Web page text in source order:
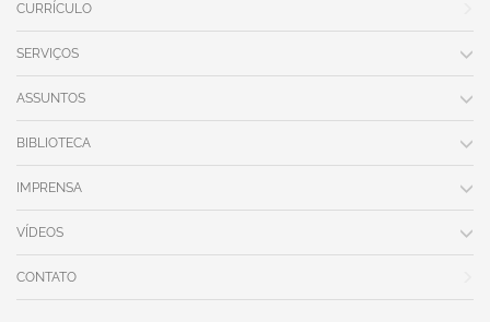
CURRÍCULO
SERVIÇOS
ASSUNTOS
BIBLIOTECA
IMPRENSA
VÍDEOS
CONTATO